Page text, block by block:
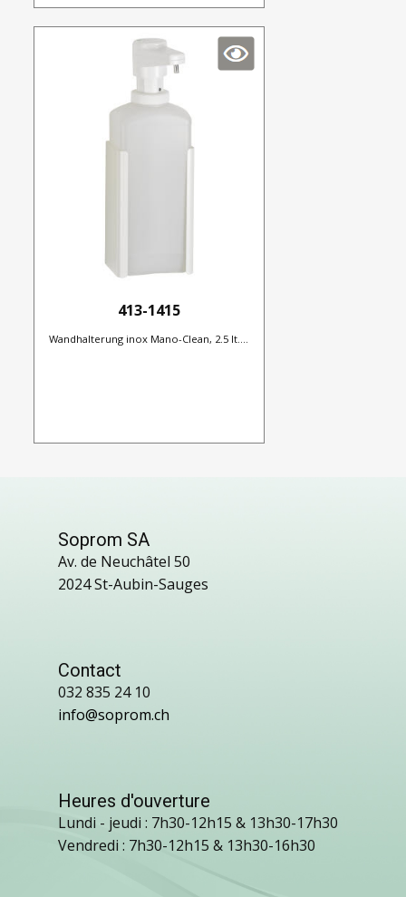
413-1415
Wandhalterung inox Mano-Clean, 2.5 lt....
Soprom SA
Av. de Neuchâtel 50
2024 St-Aubin-Sauges
Contact
032 835 24 10
info@soprom.ch
Heures d'ouverture
Lundi - jeudi : 7h30-12h15 & 13h30-17h30
Vendredi : 7h30-12h15 & 13h30-16h30